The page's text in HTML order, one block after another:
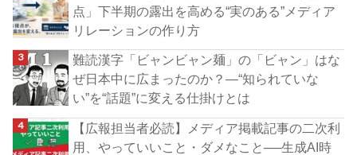
点」下半期の露出を高める“実のある”メディア
リレーションの作り方
難読漢字「ビャンビャン麺」の「ビャン」はな
ぜ日本中に広まったのか？―“知られていな
い”を“話題”に変える仕掛けとは
【広報担当者必読】メディア掲載記事の二次利
用、やっていいこと・ダメなこと──生成AI時